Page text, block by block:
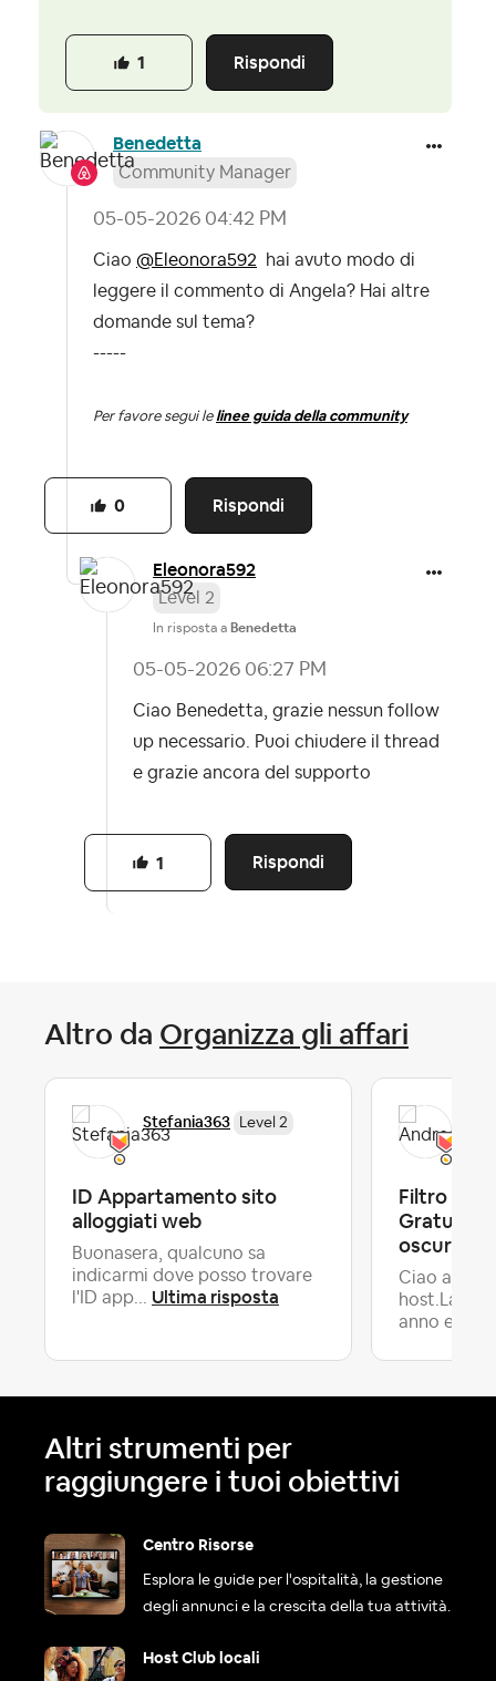
Rispondi
1
Benedetta
Community Manager
‎05-05-2026 04:42 PM
Ciao @Eleonora592 hai avuto modo di
leggere il commento di Angela? Hai altre
domande sul tema?
-----
Per favore segui le linee guida della community
Rispondi
0
Eleonora592
Level 2
In risposta a Benedetta
‎05-05-2026 06:27 PM
Ciao Benedetta, grazie nessun follow
up necessario. Puoi chiudere il thread
e grazie ancora del supporto
Rispondi
1
Altro da Organizza gli affari
Stefania363 Level 2
ID Appartamento sito
alloggiati web
Buonasera, qualcuno sa
indicarmi dove posso trovare
l'ID app... Ultima risposta
Filtro
Gratuita:
oscura se
Ciao a
anno e m...
Altri strumenti per
raggiungere i tuoi obiettivi
Centro Risorse
Esplora le guide per l'ospitalità, la gestione
degli annunci e la crescita della tua attività.
Host Club locali